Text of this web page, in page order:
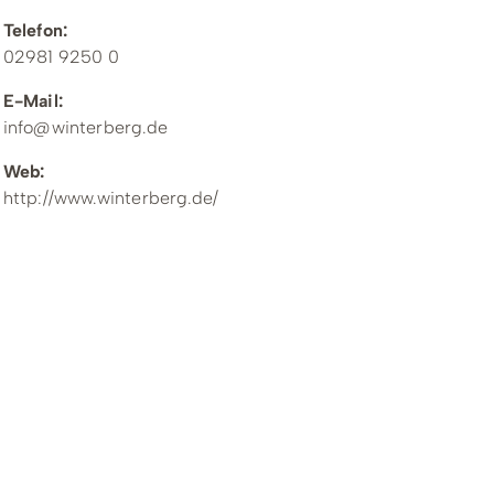
Telefon:
02981 9250 0
E-Mail:
info@winterberg.de
Web:
http://www.winterberg.de/